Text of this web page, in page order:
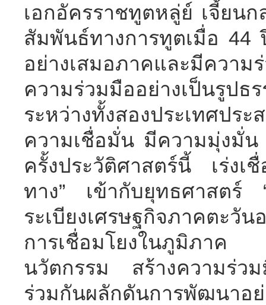
เอกอัครราชทูตหลู่ย์ เจี้ยน
สัมพันธ์ทางการทูตเมื่อ
อย่างเสมอภาคและมีควา
ความร่วมมืออย่างเป็นรูปธ
ระหว่างทั้งสองประเทศป
ความเชื่อมั่น มีความมุ่งมั่น
ครั้งประวัติศาสตร์นี้ เร่งเ
ทาง” เข้ากับยุทธศาสตร์
ระเบียงเศรษฐกิจภาคตะวั
การเชื่อมโยงในภูมิภา
นวัตกรรม สร้างความร่ว
ร่วมกันผลักดันการพัฒนาอ